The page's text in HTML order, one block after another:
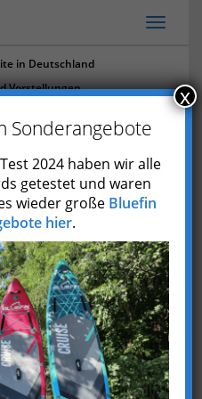
in Deutschland
Vorstellungen
undFortgeschrittene
Sonderangebote
2024 haben wir alle
getestet und waren
wieder große Bluefin
hier.
x